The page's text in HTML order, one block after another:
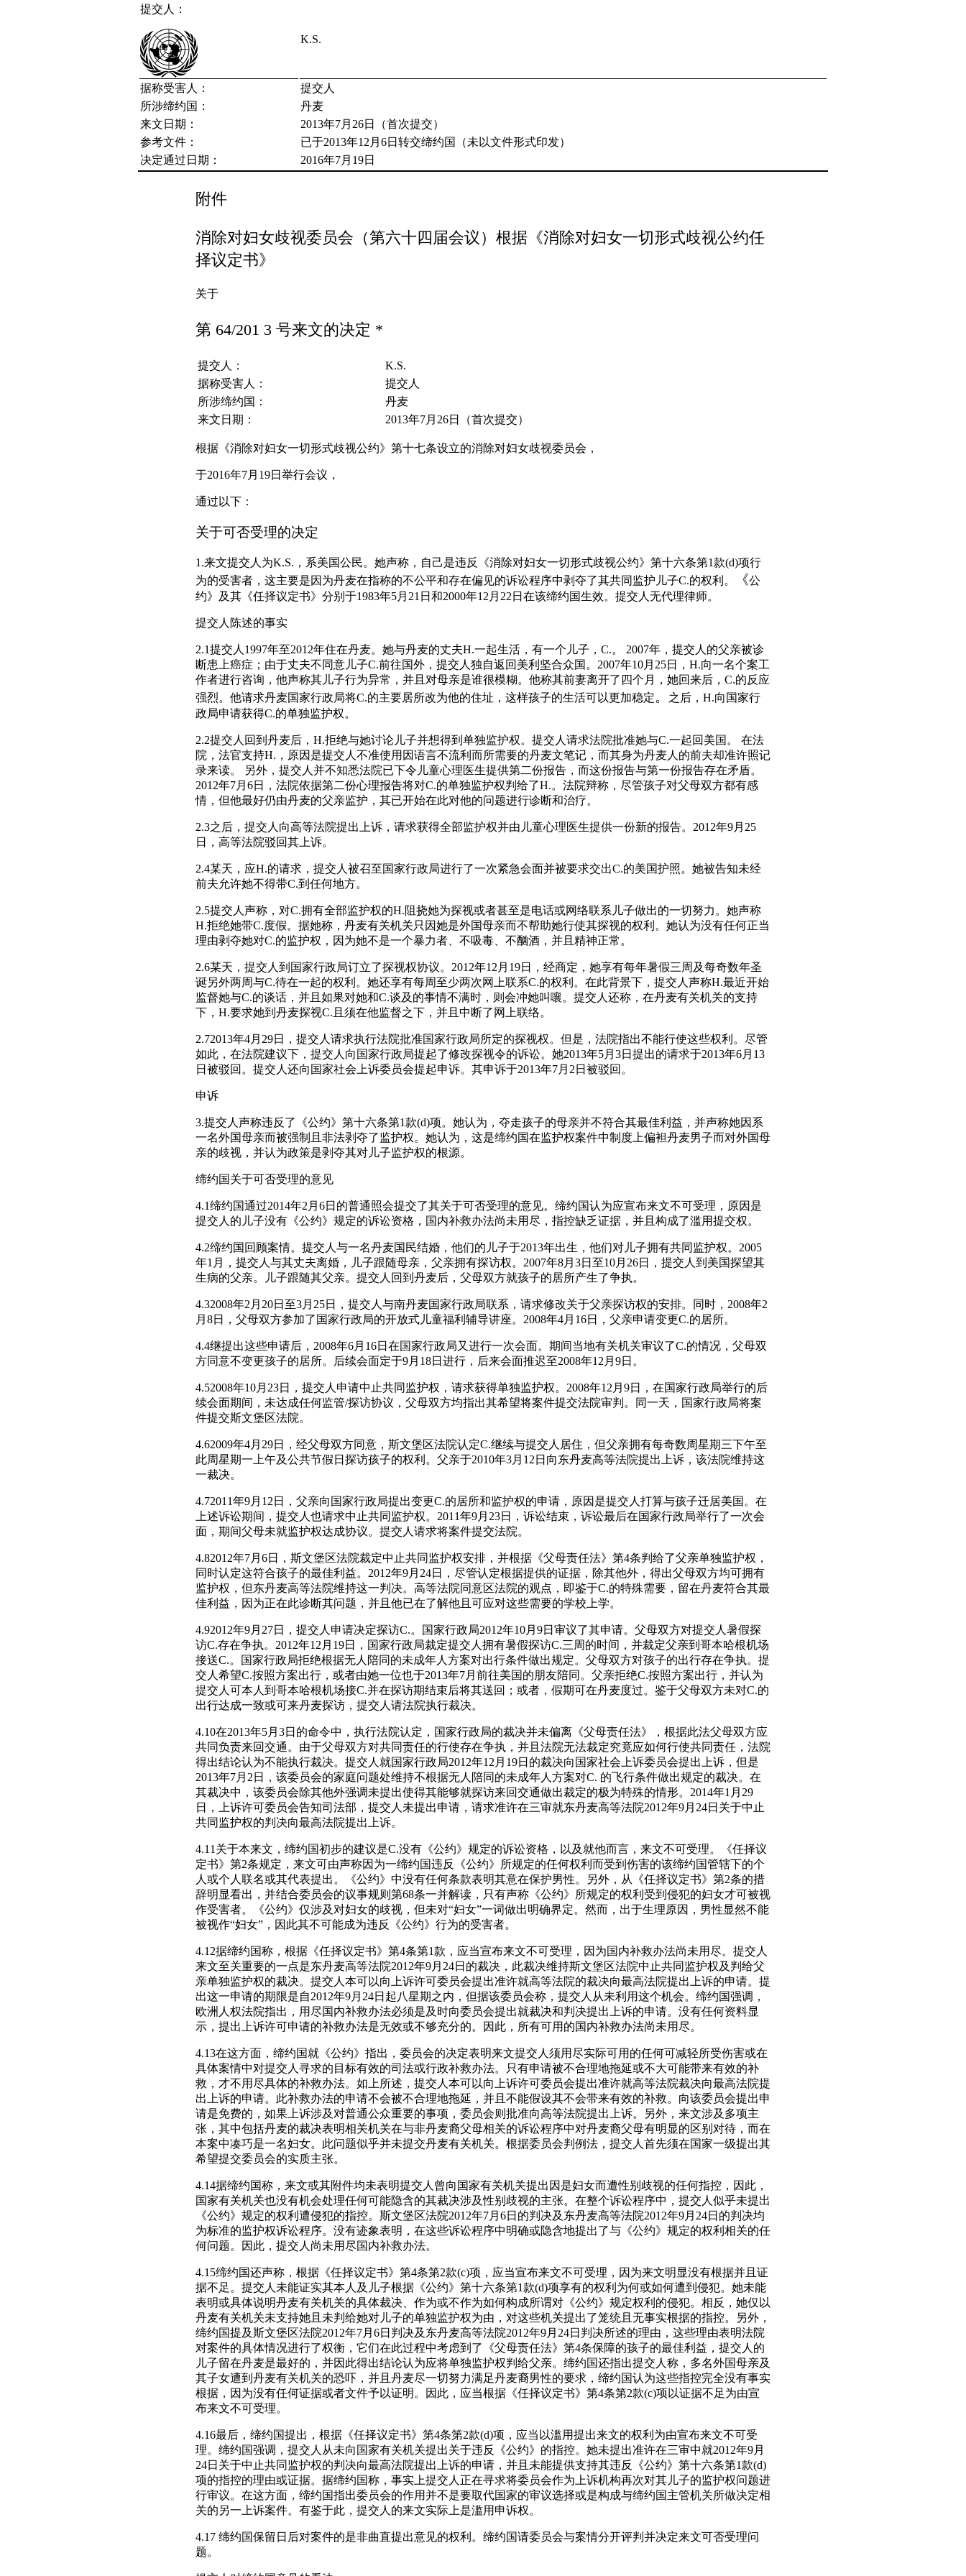
提交人：
K.S.
据称受害人：
提交人
所涉缔约国：
丹麦
来文日期：
2013年7月26日（首次提交）
参考文件：
已于2013年12月6日转交缔约国（未以文件形式印发）
决定通过日期：
2016年7月19日
附件
消除对妇女歧视委员会（第六十四届会议）根据《消除对妇女一切形式歧视公约任
择议定书》
关于
第 64/201 3 号来文的决定 *
提交人：
K.S.
据称受害人：
提交人
所涉缔约国：
丹麦
来文日期：
2013年7月26日（首次提交）
根据《消除对妇女一切形式歧视公约》第十七条设立的消除对妇女歧视委员会，
于2016年7月19日举行会议，
通过以下：
关于可否受理的决定
1.来文提交人为K.S.，系美国公民。她声称，自己是违反《消除对妇女一切形式歧视公约》第十六条第1款(d)项行
为的受害者，这主要是因为丹麦在指称的不公平和存在偏见的诉讼程序中剥夺了其共同监护儿子C.的权利。
《公
约》及其《任择议定书》分别于1983年5月21日和2000年12月22日在该缔约国生效。提交人无代理律师。
提交人陈述的事实
2.1提交人1997年至2012年住在丹麦。她与丹麦的丈夫H.一起生活，有一个儿子，C.。 2007年，提交人的父亲被诊
断患上癌症；由于丈夫不同意儿子C.前往国外，提交人独自返回美利坚合众国。2007年10月25日，H.向一名个案工
作者进行咨询，他声称其儿子行为异常，并且对母亲是谁很模糊。他称其前妻离开了四个月，她回来后，C.的反应
强烈。他请求丹麦国家行政局将C.的主要居所改为他的住址，这样孩子的生活可以更加稳定。
之后，H.向国家行
政局申请获得C.的单独监护权。
2.2提交人回到丹麦后，H.拒绝与她讨论儿子并想得到单独监护权。提交人请求法院批准她与C.一起回美国。 在法
院，法官支持H.，原因是提交人不准使用因语言不流利而所需要的丹麦文笔记，而其身为丹麦人的前夫却准许照记
录来读。 另外，提交人并不知悉法院已下令儿童心理医生提供第二份报告，而这份报告与第一份报告存在矛盾。
2012年7月6日，法院依据第二份心理报告将对C.的单独监护权判给了H.。法院辩称，尽管孩子对父母双方都有感
情，但他最好仍由丹麦的父亲监护，其已开始在此对他的问题进行诊断和治疗。
2.3之后，提交人向高等法院提出上诉，请求获得全部监护权并由儿童心理医生提供一份新的报告。2012年9月25
日，高等法院驳回其上诉。
2.4某天，应H.的请求，提交人被召至国家行政局进行了一次紧急会面并被要求交出C.的美国护照。她被告知未经
前夫允许她不得带C.到任何地方。
2.5提交人声称，对C.拥有全部监护权的H.阻挠她为探视或者甚至是电话或网络联系儿子做出的一切努力。她声称
H.拒绝她带C.度假。据她称，丹麦有关机关只因她是外国母亲而不帮助她行使其探视的权利。她认为没有任何正当
理由剥夺她对C.的监护权，因为她不是一个暴力者、不吸毒、不酗酒，并且精神正常。
2.6某天，提交人到国家行政局订立了探视权协议。2012年12月19日，经商定，她享有每年暑假三周及每奇数年圣
诞另外两周与C.待在一起的权利。她还享有每周至少两次网上联系C.的权利。在此背景下，提交人声称H.最近开始
监督她与C.的谈话，并且如果对她和C.谈及的事情不满时，则会冲她叫嚷。提交人还称，在丹麦有关机关的支持
下，H.要求她到丹麦探视C.且须在他监督之下，并且中断了网上联络。
2.72013年4月29日，提交人请求执行法院批准国家行政局所定的探视权。但是，法院指出不能行使这些权利。尽管
如此，在法院建议下，提交人向国家行政局提起了修改探视令的诉讼。她2013年5月3日提出的请求于2013年6月13
日被驳回。提交人还向国家社会上诉委员会提起申诉。其申诉于2013年7月2日被驳回。
申诉
3.提交人声称违反了《公约》第十六条第1款(d)项。她认为，夺走孩子的母亲并不符合其最佳利益，并声称她因系
一名外国母亲而被强制且非法剥夺了监护权。她认为，这是缔约国在监护权案件中制度上偏袒丹麦男子而对外国母
亲的歧视，并认为政策是剥夺其对儿子监护权的根源。
缔约国关于可否受理的意见
4.1缔约国通过2014年2月6日的普通照会提交了其关于可否受理的意见。缔约国认为应宣布来文不可受理，原因是
提交人的儿子没有《公约》规定的诉讼资格，国内补救办法尚未用尽，指控缺乏证据，并且构成了滥用提交权。
4.2缔约国回顾案情。提交人与一名丹麦国民结婚，他们的儿子于2013年出生，他们对儿子拥有共同监护权。2005
年1月，提交人与其丈夫离婚，儿子跟随母亲，父亲拥有探访权。2007年8月3日至10月26日，提交人到美国探望其
生病的父亲。儿子跟随其父亲。提交人回到丹麦后，父母双方就孩子的居所产生了争执。
4.32008年2月20日至3月25日，提交人与南丹麦国家行政局联系，请求修改关于父亲探访权的安排。同时，2008年2
月8日，父母双方参加了国家行政局的开放式儿童福利辅导讲座。2008年4月16日，父亲申请变更C.的居所。
4.4继提出这些申请后，2008年6月16日在国家行政局又进行一次会面。期间当地有关机关审议了C.的情况，父母双
方同意不变更孩子的居所。后续会面定于9月18日进行，后来会面推迟至2008年12月9日。
4.52008年10月23日，提交人申请中止共同监护权，请求获得单独监护权。2008年12月9日，在国家行政局举行的后
续会面期间，未达成任何监管/探访协议，父母双方均指出其希望将案件提交法院审判。同一天，国家行政局将案
件提交斯文堡区法院。
4.62009年4月29日，经父母双方同意，斯文堡区法院认定C.继续与提交人居住，但父亲拥有每奇数周星期三下午至
此周星期一上午及公共节假日探访孩子的权利。父亲于2010年3月12日向东丹麦高等法院提出上诉，该法院维持这
一裁决。
4.72011年9月12日，父亲向国家行政局提出变更C.的居所和监护权的申请，原因是提交人打算与孩子迁居美国。在
上述诉讼期间，提交人也请求中止共同监护权。2011年9月23日，诉讼结束，诉讼最后在国家行政局举行了一次会
面，期间父母未就监护权达成协议。提交人请求将案件提交法院。
4.82012年7月6日，斯文堡区法院裁定中止共同监护权安排，并根据《父母责任法》第4条判给了父亲单独监护权，
同时认定这符合孩子的最佳利益。2012年9月24日，尽管认定根据提供的证据，除其他外，得出父母双方均可拥有
监护权，但东丹麦高等法院维持这一判决。高等法院同意区法院的观点，即鉴于C.的特殊需要，留在丹麦符合其最
佳利益，因为正在此诊断其问题，并且他已在了解他且可应对这些需要的学校上学。
4.92012年9月27日，提交人申请决定探访C.。国家行政局2012年10月9日审议了其申请。父母双方对提交人暑假探
访C.存在争执。2012年12月19日，国家行政局裁定提交人拥有暑假探访C.三周的时间，并裁定父亲到哥本哈根机场
接送C.。国家行政局拒绝根据无人陪同的未成年人方案对出行条件做出规定。父母双方对孩子的出行存在争执。提
交人希望C.按照方案出行，或者由她一位也于2013年7月前往美国的朋友陪同。父亲拒绝C.按照方案出行，并认为
提交人可本人到哥本哈根机场接C.并在探访期结束后将其送回；或者，假期可在丹麦度过。鉴于父母双方未对C.的
出行达成一致或可来丹麦探访，提交人请法院执行裁决。
4.10在2013年5月3日的命令中，执行法院认定，国家行政局的裁决并未偏离《父母责任法》，根据此法父母双方应
共同负责来回交通。由于父母双方对共同责任的行使存在争执，并且法院无法裁定究竟应如何行使共同责任，法院
得出结论认为不能执行裁决。提交人就国家行政局2012年12月19日的裁决向国家社会上诉委员会提出上诉，但是
2013年7月2日，该委员会的家庭问题处维持不根据无人陪同的未成年人方案对C. 的飞行条件做出规定的裁决。在
其裁决中，该委员会除其他外强调未提出使得其能够就探访来回交通做出裁定的极为特殊的情形。2014年1月29
日，上诉许可委员会告知司法部，提交人未提出申请，请求准许在三审就东丹麦高等法院2012年9月24日关于中止
共同监护权的判决向最高法院提出上诉。
4.11关于本来文，缔约国初步的建议是C.没有《公约》规定的诉讼资格，以及就他而言，来文不可受理。《任择议
定书》第2条规定，来文可由声称因为一缔约国违反《公约》所规定的任何权利而受到伤害的该缔约国管辖下的个
人或个人联名或其代表提出。《公约》中没有任何条款表明其意在保护男性。另外，从《任择议定书》第2条的措
辞明显看出，并结合委员会的议事规则第68条一并解读，只有声称《公约》所规定的权利受到侵犯的妇女才可被视
作受害者。《公约》仅涉及对妇女的歧视，但未对“妇女”一词做出明确界定。然而，出于生理原因，男性显然不能
被视作“妇女”，因此其不可能成为违反《公约》行为的受害者。
4.12据缔约国称，根据《任择议定书》第4条第1款，应当宣布来文不可受理，因为国内补救办法尚未用尽。提交人
来文至关重要的一点是东丹麦高等法院2012年9月24日的裁决，此裁决维持斯文堡区法院中止共同监护权及判给父
亲单独监护权的裁决。提交人本可以向上诉许可委员会提出准许就高等法院的裁决向最高法院提出上诉的申请。提
出这一申请的期限是自2012年9月24日起八星期之内，但据该委员会称，提交人从未利用这个机会。缔约国强调，
欧洲人权法院指出，用尽国内补救办法必须是及时向委员会提出就裁决和判决提出上诉的申请。没有任何资料显
示，提出上诉许可申请的补救办法是无效或不够充分的。因此，所有可用的国内补救办法尚未用尽。
4.13在这方面，缔约国就《公约》指出，委员会的决定表明来文提交人须用尽实际可用的任何可减轻所受伤害或在
具体案情中对提交人寻求的目标有效的司法或行政补救办法。只有申请被不合理地拖延或不大可能带来有效的补
救，才不用尽具体的补救办法。如上所述，提交人本可以向上诉许可委员会提出准许就高等法院裁决向最高法院提
出上诉的申请。此补救办法的申请不会被不合理地拖延，并且不能假设其不会带来有效的补救。向该委员会提出申
请是免费的，如果上诉涉及对普通公众重要的事项，委员会则批准向高等法院提出上诉。另外，来文涉及多项主
张，其中包括丹麦的裁决表明相关机关在与非丹麦裔父母相关的诉讼程序中对丹麦裔父母有明显的区别对待，而在
本案中凑巧是一名妇女。此问题似乎并未提交丹麦有关机关。根据委员会判例法，提交人首先须在国家一级提出其
希望提交委员会的实质主张。
4.14据缔约国称，来文或其附件均未表明提交人曾向国家有关机关提出因是妇女而遭性别歧视的任何指控，因此，
国家有关机关也没有机会处理任何可能隐含的其裁决涉及性别歧视的主张。在整个诉讼程序中，提交人似乎未提出
《公约》规定的权利遭侵犯的指控。斯文堡区法院2012年7月6日的判决及东丹麦高等法院2012年9月24日的判决均
为标准的监护权诉讼程序。没有迹象表明，在这些诉讼程序中明确或隐含地提出了与《公约》规定的权利相关的任
何问题。因此，提交人尚未用尽国内补救办法。
4.15缔约国还声称，根据《任择议定书》第4条第2款(c)项，应当宣布来文不可受理，因为来文明显没有根据并且证
据不足。提交人未能证实其本人及儿子根据《公约》第十六条第1款(d)项享有的权利为何或如何遭到侵犯。她未能
表明或具体说明丹麦有关机关的具体裁决、作为或不作为如何构成所谓对《公约》规定权利的侵犯。相反，她仅以
丹麦有关机关未支持她且未判给她对儿子的单独监护权为由，对这些机关提出了笼统且无事实根据的指控。另外，
缔约国提及斯文堡区法院2012年7月6日判决及东丹麦高等法院2012年9月24日判决所述的理由，这些理由表明法院
对案件的具体情况进行了权衡，它们在此过程中考虑到了《父母责任法》第4条保障的孩子的最佳利益，提交人的
儿子留在丹麦是最好的，并因此得出结论认为应将单独监护权判给父亲。缔约国还指出提交人称，多名外国母亲及
其子女遭到丹麦有关机关的恐吓，并且丹麦尽一切努力满足丹麦裔男性的要求，缔约国认为这些指控完全没有事实
根据，因为没有任何证据或者文件予以证明。因此，应当根据《任择议定书》第4条第2款(c)项以证据不足为由宣
布来文不可受理。
4.16最后，缔约国提出，根据《任择议定书》第4条第2款(d)项，应当以滥用提出来文的权利为由宣布来文不可受
理。缔约国强调，提交人从未向国家有关机关提出关于违反《公约》的指控。她未提出准许在三审中就2012年9月
24日关于中止共同监护权的判决向最高法院提出上诉的申请，并且未能提供支持其违反《公约》第十六条第1款(d)
项的指控的理由或证据。据缔约国称，事实上提交人正在寻求将委员会作为上诉机构再次对其儿子的监护权问题进
行审议。在这方面，缔约国指出委员会的作用并不是要取代国家的审议选择或是构成与缔约国主管机关所做决定相
关的另一上诉案件。有鉴于此，提交人的来文实际上是滥用申诉权。
4.17 缔约国保留日后对案件的是非曲直提出意见的权利。缔约国请委员会与案情分开评判并决定来文可否受理问
题。